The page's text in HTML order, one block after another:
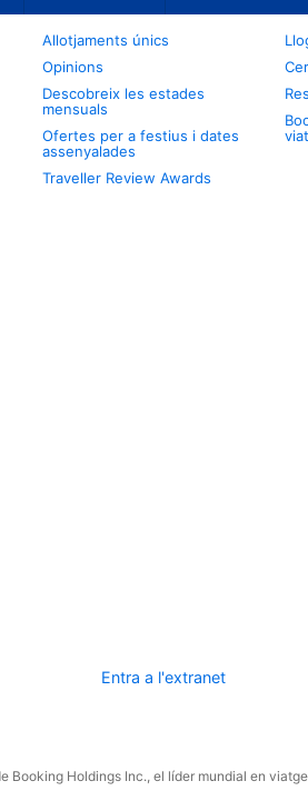
Allotjaments únics
Opinions
Descobreix les estades
mensuals
Ofertes per a festius i dates
assenyalades
Traveller Review Awards
Entra a l'extranet
Booking Holdings Inc., el líder mundial en